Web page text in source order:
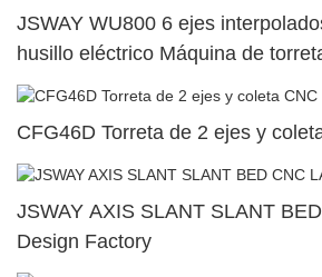
JSWAY WU800 6 ejes
husillo eléctrico Máquina de
superior dual40
CFG46D Torreta de 2 ejes y
JSWAY AXIS SLANT SLANT
Design Factory